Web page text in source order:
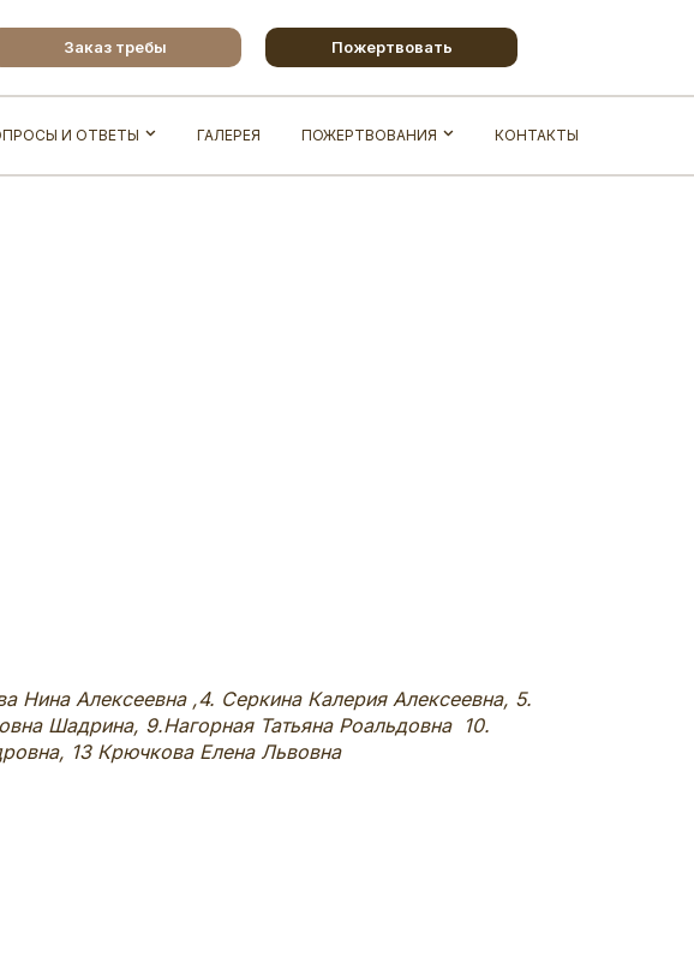
Заказ требы Пожертвовать
И ОТВЕТЫ ГАЛЕРЕЯ ПОЖЕРТВОВАНИЯ КОНТАКТЫ
Алексеевна ,4. Серкина Калерия Алексеевна, 5.
Шадрина, 9.Нагорная Татьяна Роальдовна 10.
13 Крючкова Елена Львовна